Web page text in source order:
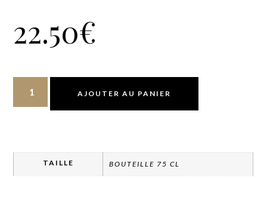
22.50€
AJOUTER AU PANIER
TAILLE BOUTEILLE 75 CL